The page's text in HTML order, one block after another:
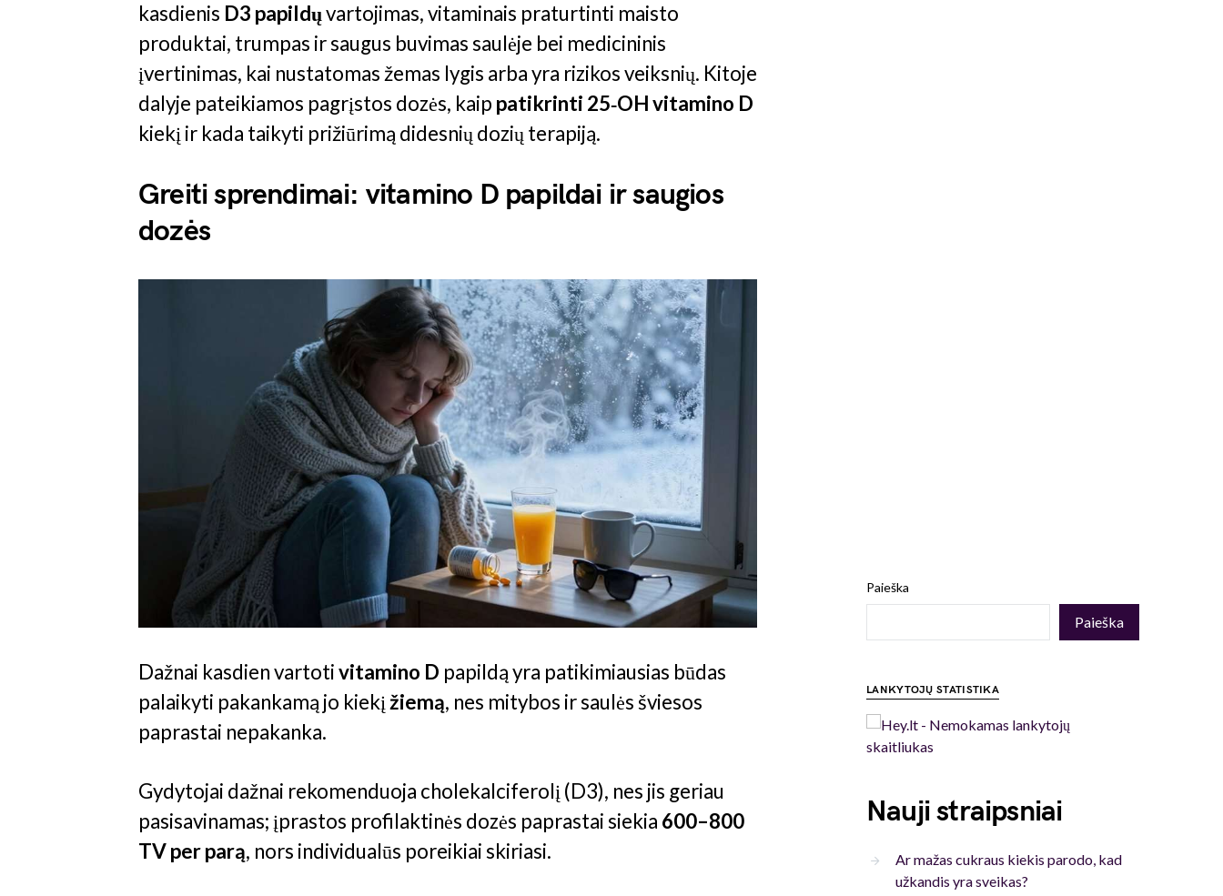
kasdienis D3 papildųvartojimas, vitaminais praturtinti maisto
produktai, trumpas ir saugus buvimas saulėje bei medicininis
įvertinimas, kai nustatomas žemas lygis arba yra rizikos veiksnių. Kitoje
dalyje pateikiamos pagrįstos dozės, kaip patikrinti 25‑OH vitamino D
kiekį ir kada taikyti prižiūrimą didesnių dozių terapiją.
Greiti sprendimai: vitamino D papildai ir saugios
dozės
Dažnai kasdien vartotivitamino D papildą yra patikimiausias būdas
palaikyti pakankamą jo kiekį žiemą, nes mitybos ir saulės šviesos
paprastai nepakanka.
Gydytojai dažnai rekomenduoja cholekalciferolį (D3), nes jis geriau
pasisavinamas; įprastos profilaktinės dozės paprastai siekia 600–800
TV per parą, nors individualūs poreikiai skiriasi.
Paieška
Paieška
LANKYTOJŲ STATISTIKA
Nauji straipsniai
Ar mažas cukraus kiekis parodo, kad
užkandis yra sveikas?